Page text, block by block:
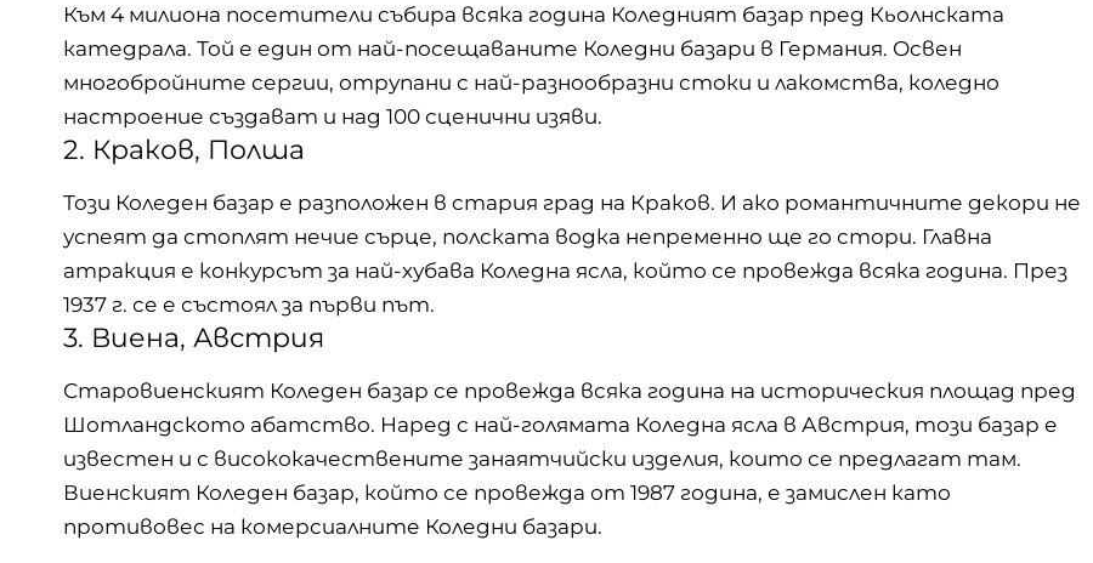
Към 4 милиона посетители събира всяка година Коледният базар пред Кьолнската
катедрала. Той е един от най-посещаваните Коледни базари в Германия. Освен
многобройните сергии, отрупани с най-разнообразни стоки и лакомства, коледно
настроение създават и над 100 сценични изяви.
2. Краков, Полша
Този Коледен базар е разположен в стария град на Краков. И ако романтичните декори не
успеят да стоплят нечие сърце, полската водка непременно ще го стори. Главна
атракция е конкурсът за най-хубава Коледна ясла, който се провежда всяка година. През
1937 г. се е състоял за първи път.
3. Виена, Австрия
Старовиенският Коледен базар се провежда всяка година на историческия площад пред
Шотландското абатство. Наред с най-голямата Коледна ясла в Австрия, този базар е
известен и с висококачествените занаятчийски изделия, които се предлагат там.
Виенският Коледен базар, който се провежда от 1987 година, е замислен като
противовес на комерсиалните Коледни базари.